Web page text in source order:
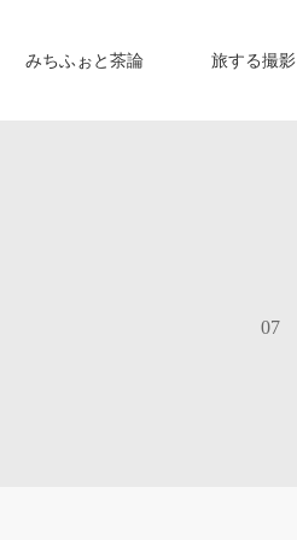
みちふぉと茶論 旅する撮影
07